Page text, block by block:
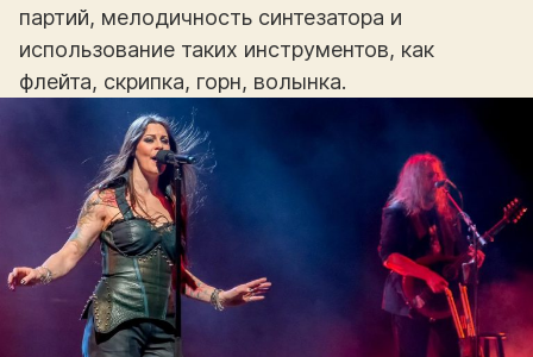
партий, мелодичность синтезатора и
использование таких инструментов, как
флейта, скрипка, горн, волынка.